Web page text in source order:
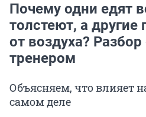
Почему одни едят
толстеют, а другие
от воздуха?
тренером
Объясняем, что влияет
самом деле